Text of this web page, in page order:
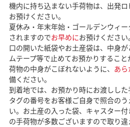
機内に持ち込まない手荷物は、出発
お預けください。
夏休み・年末年始・ゴールデンウィ
されますのでお早めにお預けください。
口の開いた紙袋やお土産袋は、中身
ムテープ等で止めてお預かりするこ
荷物の中身がこぼれないように、 あ
備ください。
到着地では、お預かり時にお渡しし
タグの番号をお客様ご自身で照合の
い。お土産の入った袋、キャスター
の手荷物が多数ございますので取り違